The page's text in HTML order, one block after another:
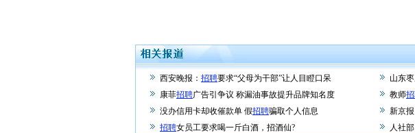
西安晚报： 招聘要求“父母为干部”让人目瞪口呆 山东
康菲招聘广告引争议 称漏油事故提升品牌知名度 教师
没办信用卡却收催款单 假招聘骗取个人信息 新京报
招聘女员工要求喝一斤白酒，招酒仙? 人社